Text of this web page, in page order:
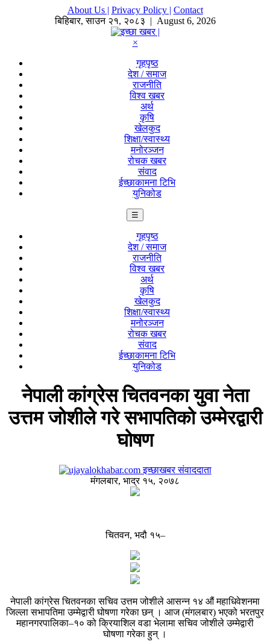
About Us | Privacy Policy | Contact
बिहिबार,साउन २१, २०८३ | August 6, 2026
×
गृहपृष्ठ
देश / समाज
राजनीति
विश्व खबर
अर्थ
कृषि
खेलकुद
शिक्षा/स्वास्थ्य
मनोरञ्जन
रोचक खबर
संवाद
ईच्छाकामना टिभि
युनिकोड
☰
गृहपृष्ठ
देश / समाज
राजनीति
विश्व खबर
अर्थ
कृषि
खेलकुद
शिक्षा/स्वास्थ्य
मनोरञ्जन
रोचक खबर
संवाद
ईच्छाकामना टिभि
युनिकोड
नेपाली कांग्रेस चितवनका युवा नेता
उत्तम जोशीले गरे सभापतिको उम्मेरद्वारी
घोषण
इच्छाखबर संवाददाता
मंगलबार, भाद्र १५, २०७८
चितवन, भदौ १५–
नेपाली कांग्रेस चितवनका सचिव उत्तम जोशीले आसन्न १४ औं महाधिवेशनमा
जिल्ला सभापतिमा उम्मेद्वारी घोषणा गरेका छन् । आज (मंगलबार) भएको भरतपुर
महानगरपालिका–१० को क्रियाशिल वडा भेलामा सचिव जोशीले उम्मेद्वारी
घोषणा गरेका हुन् ।